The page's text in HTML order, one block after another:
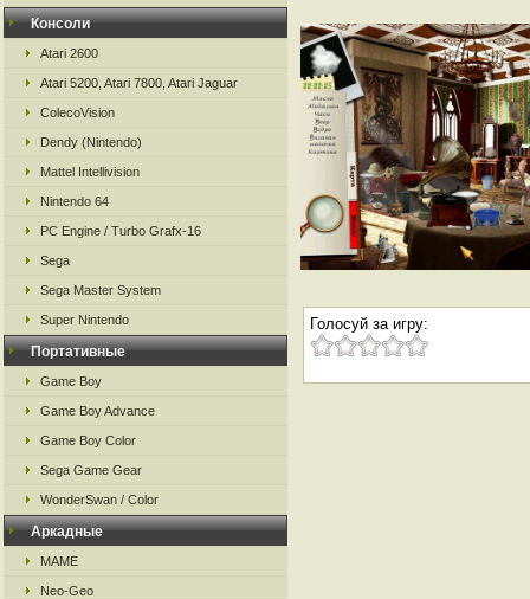
Консоли
Atari 2600
Atari 5200, Atari 7800, Atari Jaguar
ColecoVision
Dendy (Nintendo)
Mattel Intellivision
Nintendo 64
PC Engine / Turbo Grafx-16
Sega
Sega Master System
Super Nintendo
Портативные
Game Boy
Game Boy Advance
Game Boy Color
Sega Game Gear
WonderSwan / Color
Аркадные
MAME
Neo-Geo
Голосуй за игру: